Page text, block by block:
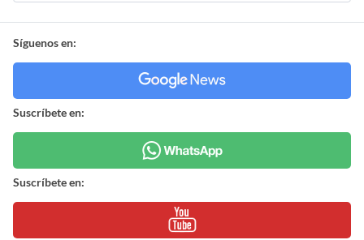
Síguenos en:
Suscríbete en:
Suscríbete en: